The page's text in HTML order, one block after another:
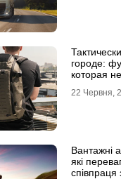
городе:
которая
22 Червня,
Вантажні
які
співпраця